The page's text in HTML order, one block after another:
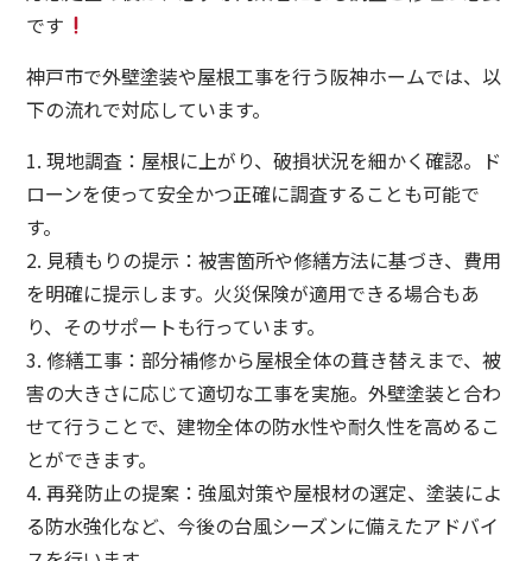
です
神戸市で外壁塗装や屋根工事を行う阪神ホームでは、以
下の流れで対応しています。
1. 現地調査：屋根に上がり、破損状況を細かく確認。ド
ローンを使って安全かつ正確に調査することも可能で
す。
2. 見積もりの提示：被害箇所や修繕方法に基づき、費用
を明確に提示します。火災保険が適用できる場合もあ
り、そのサポートも行っています。
3. 修繕工事：部分補修から屋根全体の葺き替えまで、被
害の大きさに応じて適切な工事を実施。外壁塗装と合わ
せて行うことで、建物全体の防水性や耐久性を高めるこ
とができます。
4. 再発防止の提案：強風対策や屋根材の選定、塗装によ
る防水強化など、今後の台風シーズンに備えたアドバイ